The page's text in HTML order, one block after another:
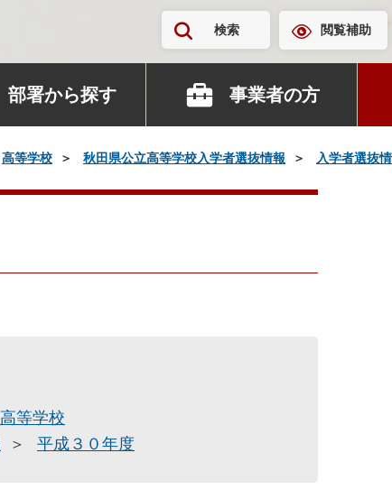
検索 閲覧補助
部署から探す 事業者の方
高等学校 秋田県公立高等学校入学者選抜情報 入学者選抜
高等学校
平成３０年度